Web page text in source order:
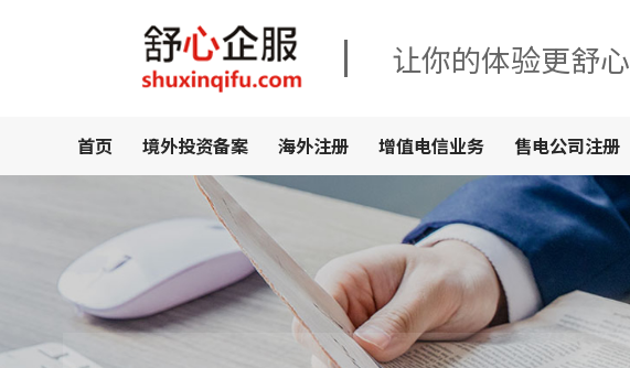
让你的体验更舒心
首页 境外投资备案 海外注册 增值电信业务 售电公司注册